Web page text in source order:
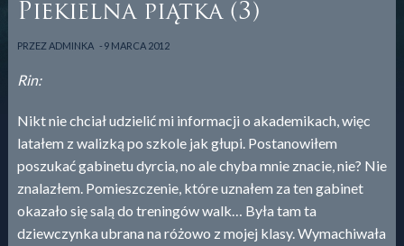
Piekielna piątka (3)
PRZEZADMINKA 9 MARCA 2012
Rin:
Nikt nie chciał udzielić mi informacji o akademikach, więc
latałem z walizką po szkole jak głupi. Postanowiłem
poszukać gabinetu dyrcia, no ale chyba mnie znacie, nie? Nie
znalazłem. Pomieszczenie, które uznałem za ten gabinet
okazało się salą do treningów walk… Była tam ta
dziewczynka ubrana na różowo z mojej klasy. Wymachiwała